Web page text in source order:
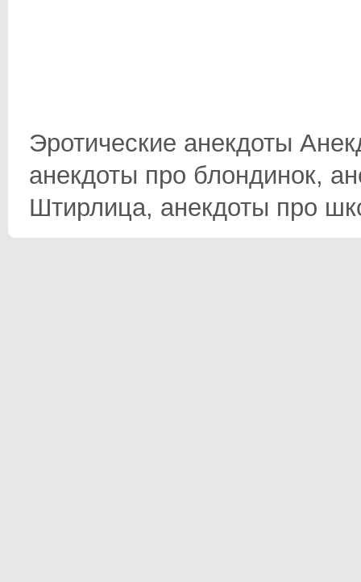
Эротические анекдоты
анекдоты про блондинок,
Штирлица, анекдоты про